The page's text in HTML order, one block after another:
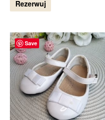
Rezerwuj
Save